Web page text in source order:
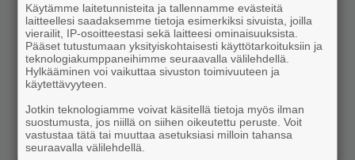
Käytämme laitetunnisteita ja tallennamme evästeitä
laitteellesi saadaksemme tietoja esimerkiksi sivuista, joilla
vierailit, IP-osoitteestasi sekä laitteesi ominaisuuksista.
Pääset tutustumaan yksityiskohtaisesti käyttötarkoituksiin ja
teknologiakumppaneihimme seuraavalla välilehdellä.
Hylkääminen voi vaikuttaa sivuston toimivuuteen ja
käytettävyyteen.
Jotkin teknologiamme voivat käsitellä tietoja myös ilman
suostumusta, jos niillä on siihen oikeutettu peruste. Voit
vastustaa tätä tai muuttaa asetuksiasi milloin tahansa
seuraavalla välilehdellä.